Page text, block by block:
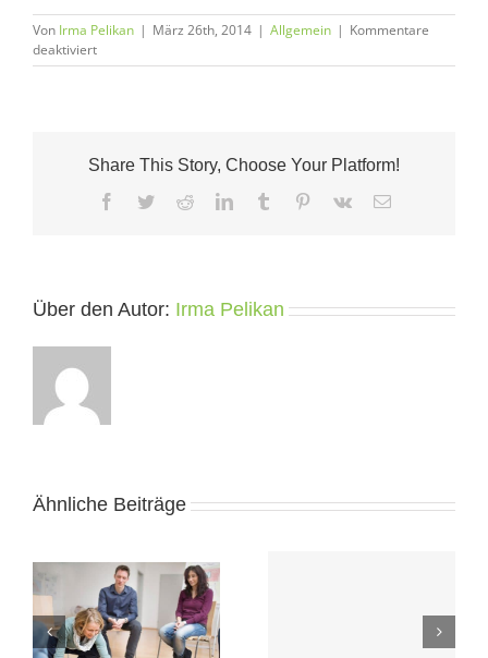
Von Irma Pelikan | März 26th, 2014 | Allgemein | Kommentare
deaktiviertfür
Gefühls-
Maurer
Share This Story, Choose Your Platform!
Facebook
TwitterRedditLinkedInTumblr Pinterest
Vk
E-
Über den Autor: Irma Pelikan
Ähnliche Beiträge
Neue Gruppe: